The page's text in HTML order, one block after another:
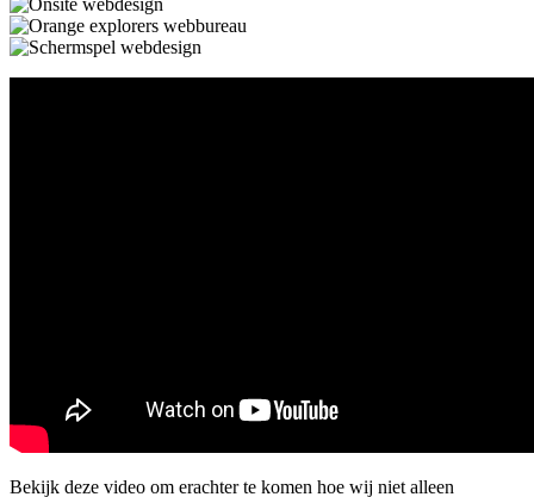
Bekijk deze video om erachter te komen hoe wij niet alleen